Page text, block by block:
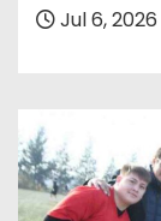
Jul 6, 2026